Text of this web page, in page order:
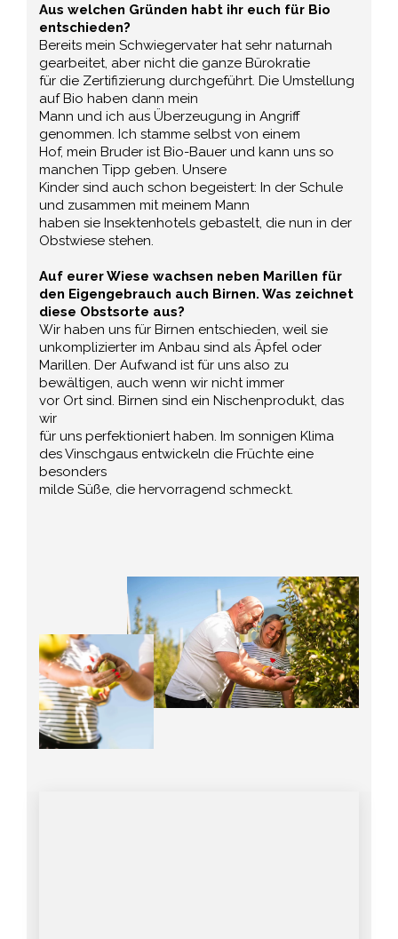
Aus welchen Gründen habt ihr euch für Bio
entschieden?
Bereits mein Schwiegervater hat sehr naturnah
gearbeitet, aber nicht die ganze Bürokratie
für die Zertifizierung durchgeführt. Die Umstellung
auf Bio haben dann mein
Mann und ich aus Überzeugung in Angriff
genommen. Ich stamme selbst von einem
Hof, mein Bruder ist Bio-Bauer und kann uns so
manchen Tipp geben. Unsere
Kinder sind auch schon begeistert: In der Schule
und zusammen mit meinem Mann
haben sie Insektenhotels gebastelt, die nun in der
Obstwiese stehen.
Auf eurer Wiese wachsen neben Marillen für
den Eigengebrauch auch Birnen. Was zeichnet
diese Obstsorte aus?
Wir haben uns für Birnen entschieden, weil sie
unkomplizierter im Anbau sind als Äpfel oder
Marillen. Der Aufwand ist für uns also zu
bewältigen, auch wenn wir nicht immer
vor Ort sind. Birnen sind ein Nischenprodukt, das
wir
für uns perfektioniert haben. Im sonnigen Klima
des Vinschgaus entwickeln die Früchte eine
besonders
milde Süße, die hervorragend schmeckt.